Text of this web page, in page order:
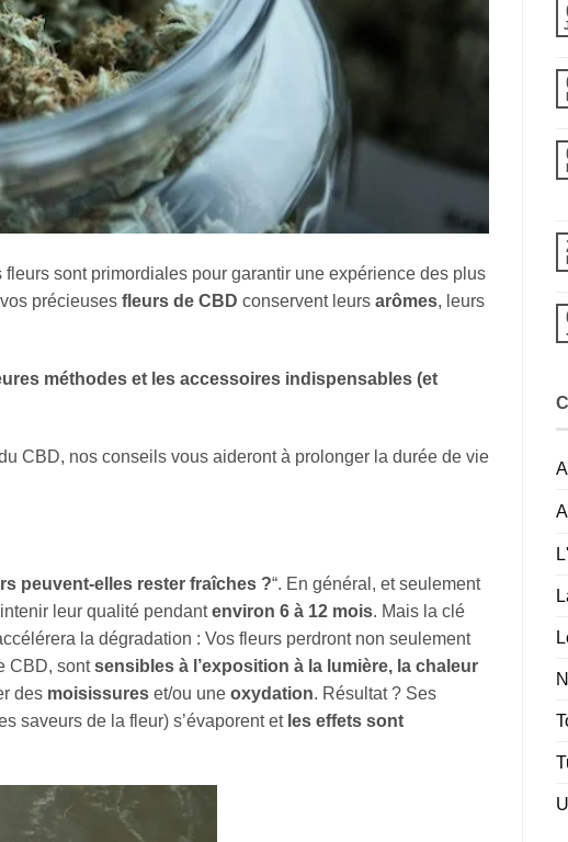
fleurs sont primordiales pour garantir une expérience des plus
précieuses fleurs de CBD conservent leurs arômes, leurs
méthodes et les accessoires indispensables (et
CBD, nos conseils vous aideront à prolonger la durée de vie
peuvent-elles rester fraîches ?“. En général, et seulement
leur qualité pendantenviron 6 à 12 mois. Mais la clé
la dégradation : Vos fleurs perdront non seulement
CBD, sontsensibles à l’exposition à la lumière, la chaleur
des moisissures et/ou une oxydation. Résultat ? Ses
saveurs de la fleur) s’évaporent et les effets sont